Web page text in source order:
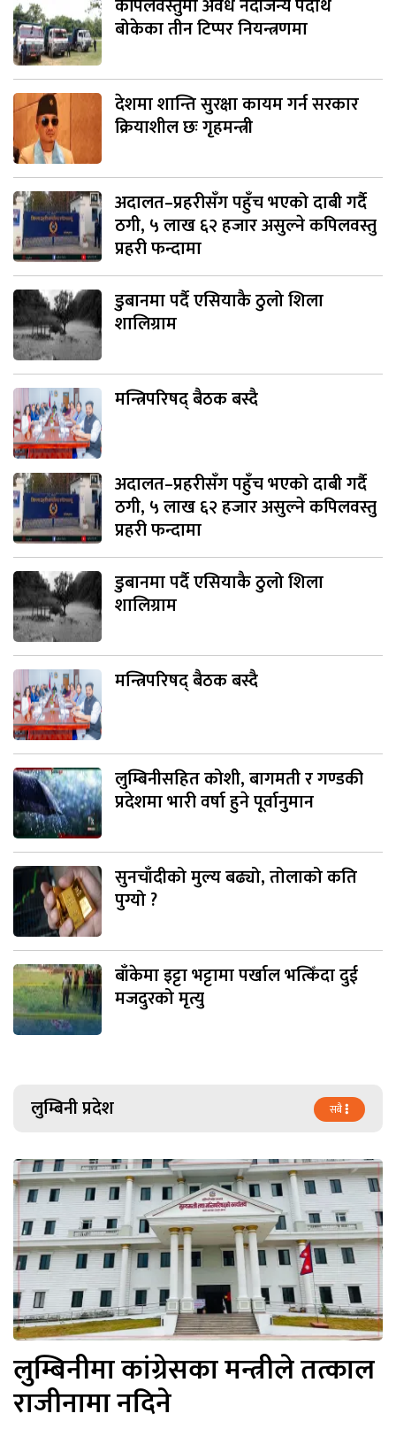
बोकेका तीन टिप्पर नियन्त्रणमा
देशमा शान्ति सुरक्षा कायम गर्न सरकार
क्रियाशील छः गृहमन्त्री
अदालत–प्रहरीसँग पहुँच भएको दाबी गर्दै
ठगी, ५ लाख ६२ हजार असुल्ने कपिलवस्तु
प्रहरी फन्दामा
डुबानमा पर्दै एसियाकै ठुलो शिला
शालिग्राम
मन्त्रिपरिषद् बैठक बस्दै
अदालत–प्रहरीसँग पहुँच भएको दाबी गर्दै
ठगी, ५ लाख ६२ हजार असुल्ने कपिलवस्तु
प्रहरी फन्दामा
डुबानमा पर्दै एसियाकै ठुलो शिला
शालिग्राम
मन्त्रिपरिषद् बैठक बस्दै
लुम्बिनीसहित कोशी, बागमती र गण्डकी
प्रदेशमा भारी वर्षा हुने पूर्वानुमान
सुनचाँदीको मुल्य बढ्यो, तोलाको कति
पुग्यो ?
बाँकेमा इट्टा भट्टामा पर्खाल भत्किँदा दुई
मजदुरको मृत्यु
लुम्बिनी प्रदेश सबै
लुम्बिनीमा कांग्रेसका मन्त्रीले तत्काल
राजीनामा नदिने